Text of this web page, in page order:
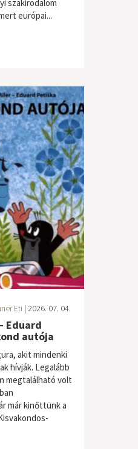
szakirodalom
európai...
Eti | 2026. 07. 04.
Eduard
autója
akit mindenki
hívják. Legalább
megtalálható volt
már kinőttünk a